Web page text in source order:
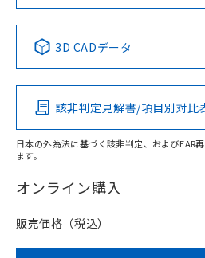
Pb Hg
O
在庫等で未対応品が混在する可能
問い合わせください。
No No
この製品の規
その他の認証はこちらの
3D CADデータ
該非判定見解書/項目別対比
日本の外為法に基づく該非判定、およびEAR
ます。
オンライン購入
販売価格（税込）